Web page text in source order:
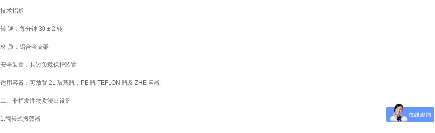
技术指标
转 速：每分钟 30 ± 2 转
材 质：铝合金支架
安全装置：具过负载保护装置
适用容器：可放置 2L 玻璃瓶，PE 瓶 TEFLON 瓶及 ZHE 容器
二、非挥发性物质浸出设备
1.翻转式振荡器